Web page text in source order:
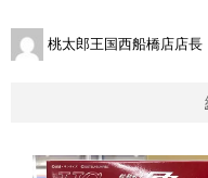
桃太郎王国西船橋店店長